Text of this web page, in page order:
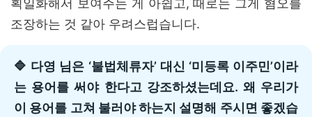
획일화해서 보여주는 게 아쉽고, 때로는 그게 혐오를
조장하는 것 같아 우려스럽습니다.
🔷 다영 님은 ‘불법체류자’ 대신 ‘미등록 이주민’이라
는 용어를 써야 한다고 강조하셨는데요. 왜 우리가
이 용어를 고쳐 불러야 하는지 설명해 주시면 좋겠습